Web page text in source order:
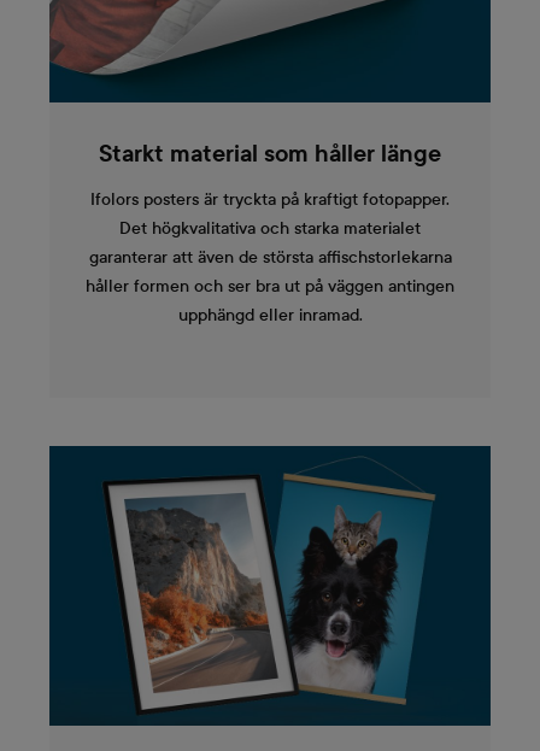
Starkt material som håller länge
Ifolors posters är tryckta på kraftigt fotopapper.
Det högkvalitativa och starka materialet
garanterar att även de största affischstorlekarna
håller formen och ser bra ut på väggen antingen
upphängd eller inramad.